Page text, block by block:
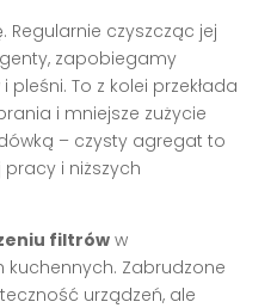
Regularnie czyszcząc jej
zapobiegamy
To z kolei przekłada
i mniejsze zużycie
– czysty agregat to
i niższych
filtróww
Zabrudzone
urządzeń, ale